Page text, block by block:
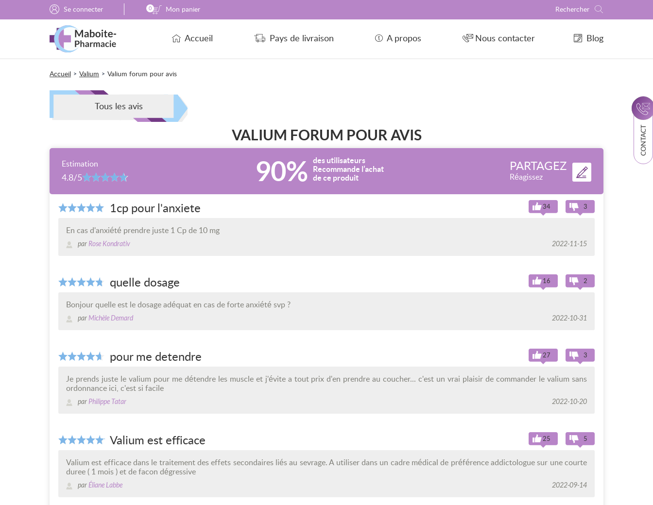
CONTACT
Se connecter 0 Mon panier
Accueil Pays de livraison A propos Nous contacter Blog
Accueil > Valium > Valium forum pour avis
Tous les avis
VALIUM FORUM POUR AVIS
Estimation
4.8/5 90%
des utilisateurs
Recommande l’achat
de ce produit
PARTAGEZ
Réagissez
1cp pour l'anxiete 34 3
En cas d'anxiété prendre juste 1 Cp de 10 mg
par Rose Kondrativ 2022-11-15
quelle dosage 16 2
Bonjour quelle est le dosage adéquat en cas de forte anxiété svp ?
parMichèle Demard 2022-10-31
pour me detendre 27 3
Je prends juste le valium pour me détendre les muscle et j'évite a tout prix d'en prendre au coucher... c'est un vrai plaisir de commander le valium sans
ordonnance ici, c'est si facile
par Philippe Tatar 2022-10-20
Valium est efficace 25 5
Valium est efficace dans le traitement des effets secondaires liés au sevrage. A utiliser dans un cadre médical de préférence addictologue sur une courte
duree ( 1 mois ) et de facon dégressive
parÉliane Labbe 2022-09-14